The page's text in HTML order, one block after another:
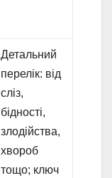
Детальний
перелік: від
сліз,
бідності,
злодійства,
хвороб
тощо; ключ